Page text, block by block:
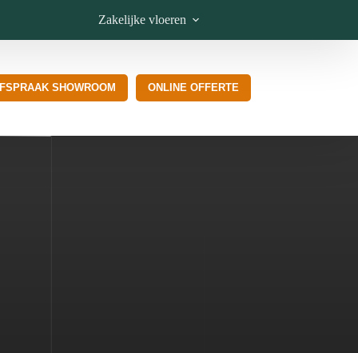
Zakelijke vloeren
SHOWROOM ONLINE OFFERTE